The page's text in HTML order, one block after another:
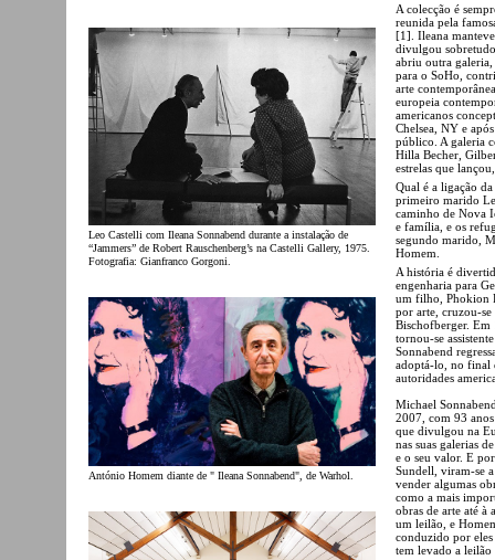
Leo Castelli com Ileana Sonnabend durante a instalação de
“Jammers” de Robert Rauschenberg’s na Castelli Gallery, 1975.
Fotografia: Gianfranco Gorgoni.
António Homem diante de " Ileana Sonnabend", de Warhol.
A colecção é
reunida pela
[1]. Ileana
divulgou
abriu outra
para o SoHo,
arte
europeia
americanos
Chelsea, NY e
público. A galeria
Hilla Becher,
estrelas que
Qual é a ligação
primeiro marido
caminho de Nova
e família, e os
segundo marido,
Homem.
A história é
engenharia para
um filho, Phokion
por arte, cruzou-
Bischofberger. Em
tornou-se
Sonnabend
adoptá-lo, no final
autoridades
Michael
2007, com 93
que divulgou na
nas suas galerias
e o seu valor. E
Sundell, viram-se
vender algumas
como a mais
obras de arte até
um leilão, e
conduzido por eles
tem levado a leilão